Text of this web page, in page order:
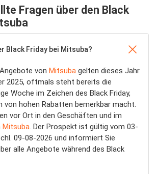
Fragen über den Black
Black Friday bei Mitsuba?
von Mitsuba gelten dieses Jahr
2025, oftmals steht bereits die
Woche im Zeichen des Black Friday,
von hohen Rabatten bemerkbar macht.
vor Ort in den Geschäften und im
Mitsuba. Der Prospekt ist gültig vom 03-
09-08-2026 und informiert Sie
alle Angebote während des Black